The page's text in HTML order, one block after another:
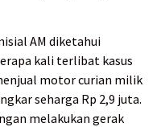
AM diketahui
kali terlibat kasus
motor curian milik
seharga Rp 2,9 juta.
melakukan gerak